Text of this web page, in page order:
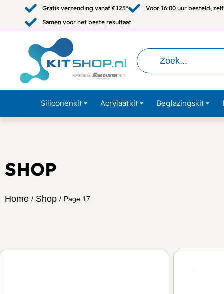
Gratis verzending vanaf €125*
Voor 16:00 uur besteld,
Samen voor het beste resultaat
Siliconenkit Acrylaatkit Beglazingskit
SHOP
Home / Shop / Page 17